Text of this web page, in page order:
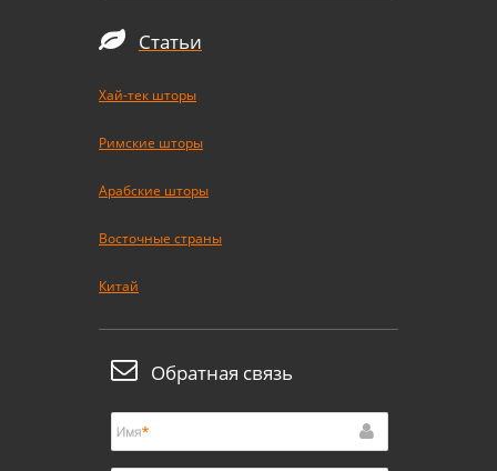
Статьи
Хай-тек шторы
Римские шторы
Арабские шторы
Восточные страны
Китай
Обратная связь